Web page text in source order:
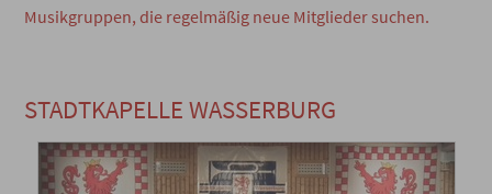
Musikgruppen, die regelmäßig neue Mitglieder suchen.
STADTKAPELLE WASSERBURG